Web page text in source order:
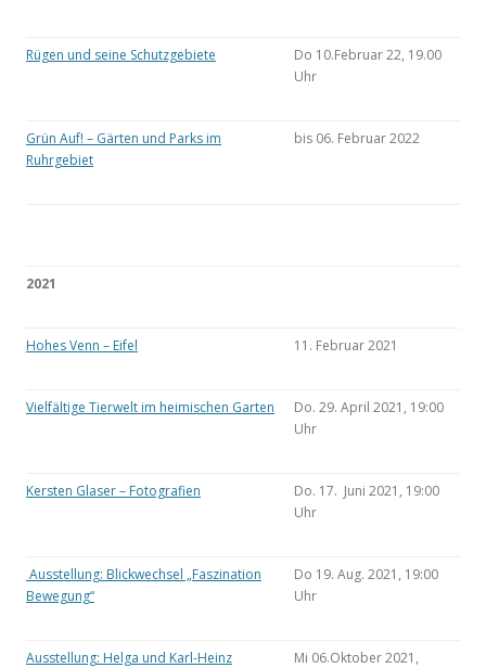
Rügen und seine Schutzgebiete
Do 10.Februar 22, 19.00
Uhr
Grün Auf! – Gärten und Parks im
Ruhrgebiet
bis 06. Februar 2022
2021
Hohes Venn – Eifel 11. Februar 2021
Vielfältige Tierwelt im heimischen Garten
Do. 29. April 2021, 19:00
Uhr
Kersten Glaser – Fotografien
Do. 17. Juni 2021, 19:00
Uhr
Ausstellung: Blickwechsel „Faszination
Bewegung“
Do 19. Aug. 2021, 19:00
Uhr
Ausstellung: Helga und Karl-Heinz
Mi 06.Oktober 2021,